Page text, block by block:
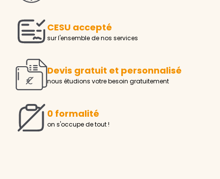
CESU accepté
sur l'ensemble de nos services
Devis gratuit et personnalisé
nous étudions votre besoin gratuitement
0 formalité
on s'occupe de tout !